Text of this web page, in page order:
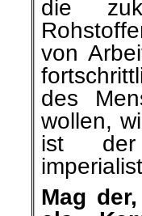
die
von
des
wollen,
ist der
Mag